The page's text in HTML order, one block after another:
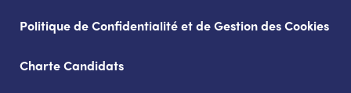
Politique de Confidentialité et de Gestion des Cookies
Charte Candidats